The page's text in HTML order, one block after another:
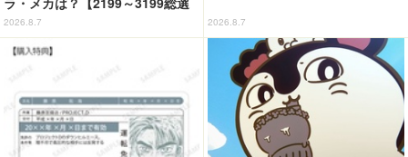
挙】
2026.8.7 2026.8.7